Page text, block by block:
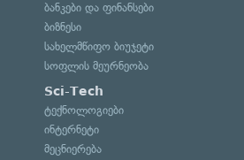
ბანკები და ფინანსები
ბიზნესი
სახელმწიფო ბიუჯეტი
სოფლის მეურნეობა
Sci-Tech
ტექნოლოგიები
ინტერნეტი
მეცნიერება